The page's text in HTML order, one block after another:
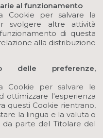
al funzionamento
Cookie per salvare la
svolgere altre attività
di questa
alla distribuzione
delle preferenze,
Cookie per salvare le
ottimizzare l'esperienza
questi Cookie rientrano,
la lingua e la valuta o
parte del Titolare del